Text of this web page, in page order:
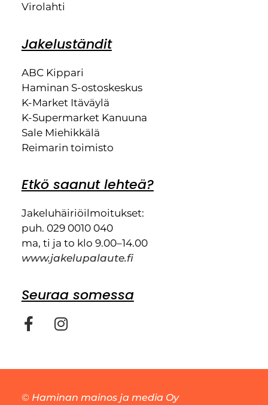
Virolahti
Jakeluständit
ABC Kippari
Haminan S-ostoskeskus
K-Market Itäväylä
K-Supermarket Kanuuna
Sale Miehikkälä
Reimarin toimisto
Etkö saanut lehteä?
Jakeluhäiriöilmoitukset:
puh. 029 0010 040
ma, ti ja to klo 9.00–14.00
www.jakelupalaute.fi
Seuraa somessa
© Haminan mainos ja media Oy